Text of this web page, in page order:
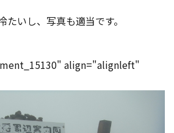
いし、写真も適当です。
align="alignleft"